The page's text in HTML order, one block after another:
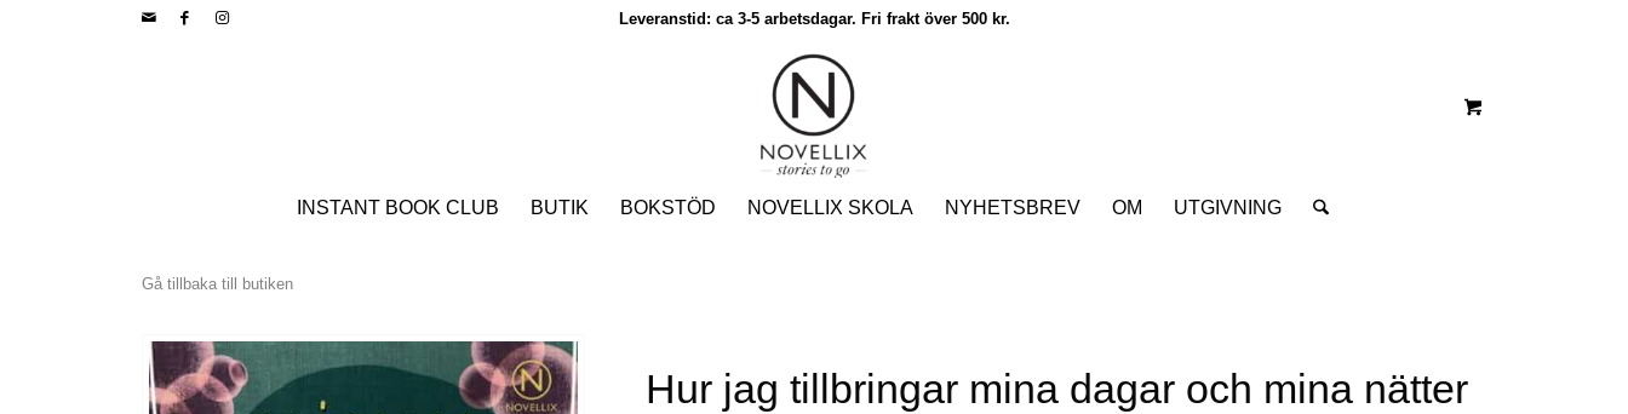
Leveranstid: ca 3-5 arbetsdagar. Fri frakt över 500 kr.
INSTANT BOOK CLUB BUTIK BOKSTÖD NOVELLIX SKOLA NYHETSBREV OM UTGIVNING
Gå tillbaka till butiken
Hur jag tillbringar mina dagar och mina nätter